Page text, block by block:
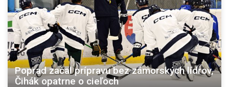
Poprad začal prípravu bez zámorských lídrov,
Čihák opatrne o cieľoch